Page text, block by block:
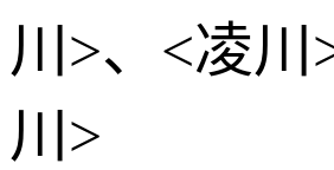
川>、<凌川
川>